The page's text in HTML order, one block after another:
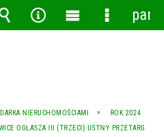
NIERUCHOMOŚCIAMI
ROK 2024
OGŁASZA III (TRZECI) USTNY PRZETARG
Narzędzia
MenuMenu